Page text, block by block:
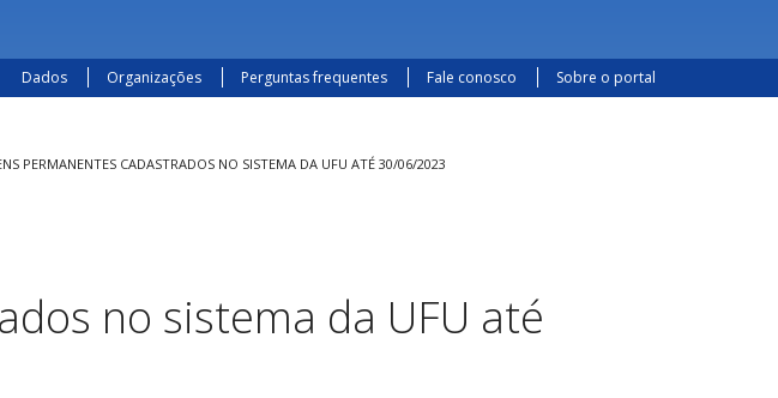
Dados Organizações Perguntas frequentes Fale conosco Sobre o portal
PERMANENTES CADASTRADOS NO SISTEMA DA UFU ATÉ 30/06/2023
no sistema da UFU até